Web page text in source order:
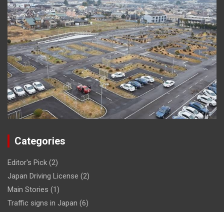
Categories
Editor's Pick (2)
Japan Driving License (2)
Main Stories (1)
Traffic signs in Japan (6)